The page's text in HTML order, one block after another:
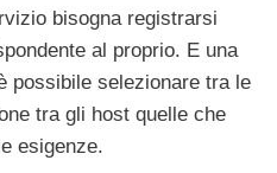
bisogna registrarsi
al proprio. E una
possibile selezionare tra le
tra gli host quelle che
esigenze.